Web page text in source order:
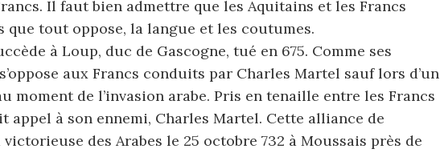
Il faut bien admettre que les Aquitains et les Francs
que tout oppose, la langue et les coutumes.
à Loup, duc de Gascogne, tué en 675. Comme ses
aux Francs conduits par Charles Martel sauf lors d’un
moment de l’invasion arabe. Pris en tenaille entre les Francs
appel à son ennemi, Charles Martel. Cette alliance de
des Arabes le 25 octobre 732 à Moussais près de